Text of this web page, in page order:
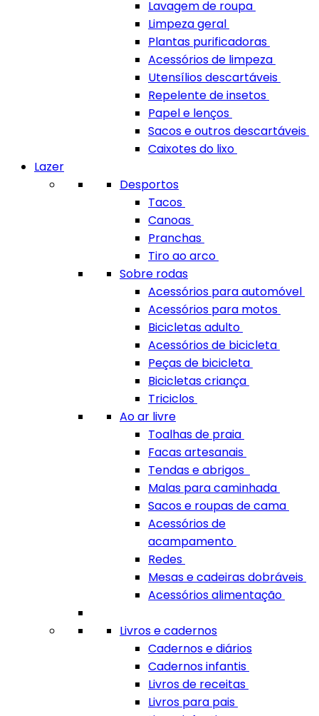
Lavagem de roupa
Limpeza geral
Plantas purificadoras
Acessórios de limpeza
Utensílios descartáveis
Repelente de insetos
Papel e lenços
Sacos e outros descartáveis
Caixotes do lixo
Lazer
Desportos
Tacos
Canoas
Pranchas
Tiro ao arco
Sobre rodas
Acessórios para automóvel
Acessórios para motos
Bicicletas adulto
Acessórios de bicicleta
Peças de bicicleta
Bicicletas criança
Triciclos
Ao ar livre
Toalhas de praia
Facas artesanais
Tendas e abrigos
Malas para caminhada
Sacos e roupas de cama
Acessórios de
acampamento
Redes
Mesas e cadeiras dobráveis
Acessórios alimentação
Livros e cadernos
Cadernos e diários
Cadernos infantis
Livros de receitas
Livros para pais